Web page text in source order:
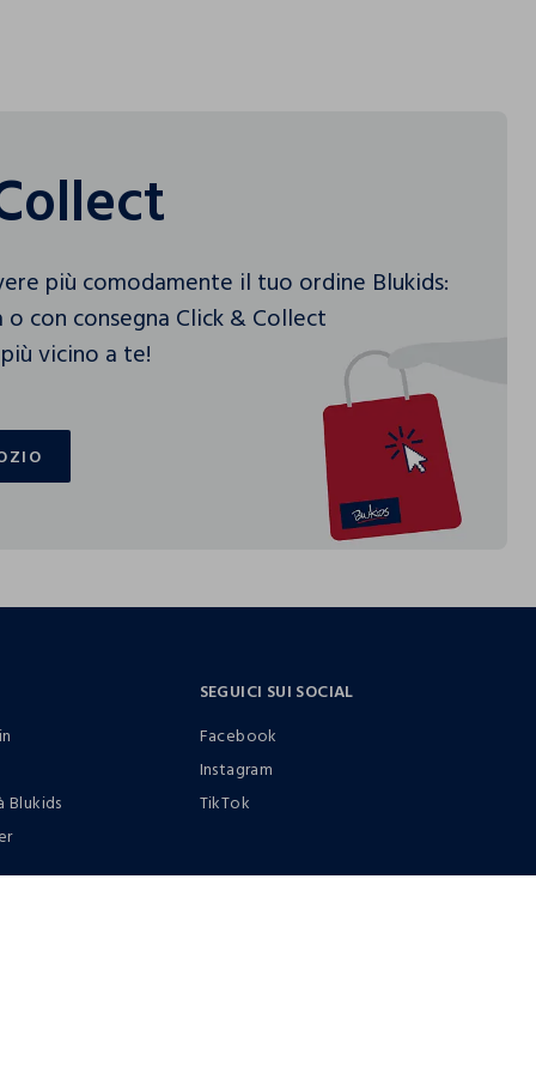
più comodamente il tuo ordine Blukids:
con consegna Click & Collect
vicino a te!
Blukids
SEGUICI SUI SOCIAL
Facebook
Instagram
TikTok